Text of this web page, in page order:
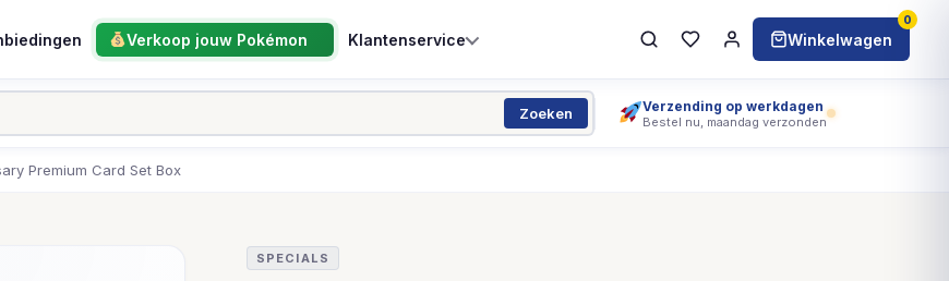
Verkoop jouw Pokémon Klantenservice Winkelwagen
0
Zoeken Verzending op werkdagen
Bestel nu, maandag verzonden
Premium Card Set Box
SPECIALS